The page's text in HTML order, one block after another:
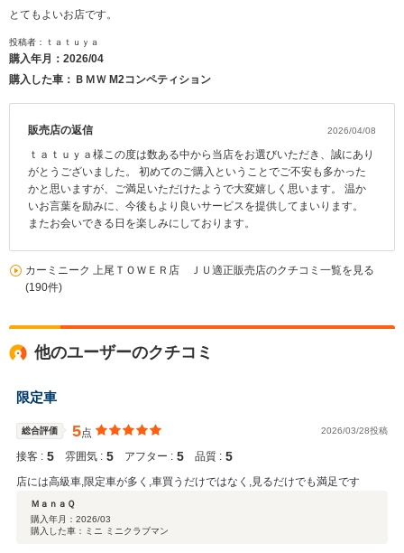
とてもよいお店です。
投稿者：ｔａｔｕｙａ
購入年月： 2026/04
購入した車：ＢＭＷ M2コンペティション
販売店の返信 2026/04/08
ｔａｔｕｙａ様この度は数ある中から当店をお選びいただき、誠にあり
がとうございました。 初めてのご購入ということでご不安も多かった
かと思いますが、ご満足いただけたようで大変嬉しく思います。 温か
いお言葉を励みに、今後もより良いサービスを提供してまいります。
またお会いできる日を楽しみにしております。
カーミニーク 上尾ＴＯＷＥＲ店 ＪＵ適正販売店のクチコミ一覧を見る
(190件)
他のユーザーのクチコミ
限定車
総合評価 5点 2026/03/28投稿
接客 : 5 雰囲気 : 5 アフター : 5 品質 : 5
店には高級車,限定車が多く,車買うだけではなく,見るだけでも満足です
ＭａｎａＱ
購入年月： 2026/03
購入した車：ミニ ミニクラブマン